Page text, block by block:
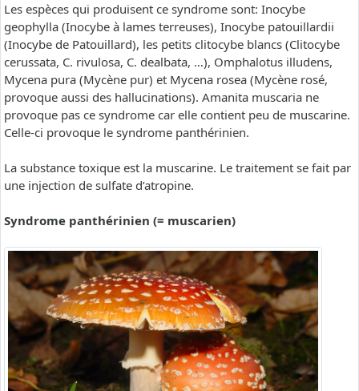
Les espèces qui produisent ce syndrome sont: Inocybe
geophylla (Inocybe à lames terreuses), Inocybe patouillardii
(Inocybe de Patouillard), les petits clitocybe blancs (Clitocybe
cerussata, C. rivulosa, C. dealbata, …), Omphalotus illudens,
Mycena pura (Mycène pur) et Mycena rosea (Mycène rosé,
provoque aussi des hallucinations). Amanita muscaria ne
provoque pas ce syndrome car elle contient peu de muscarine.
Celle-ci provoque le syndrome panthérinien.
La substance toxique est la muscarine. Le traitement se fait par
une injection de sulfate d’atropine.
Syndrome panthérinien (= muscarien)